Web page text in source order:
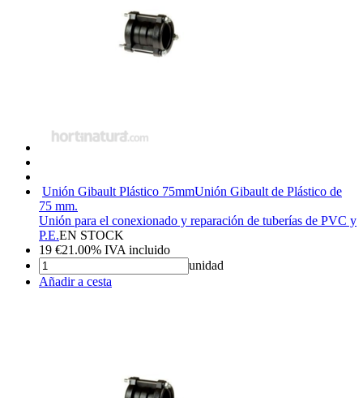
Unión Gibault Plástico 75mmUnión Gibault de Plástico de
75 mm.
Unión para el conexionado y reparación de tuberías de PVC y
P.E.EN STOCK
19 €21.00% IVA incluido
unidad
Añadir a cesta